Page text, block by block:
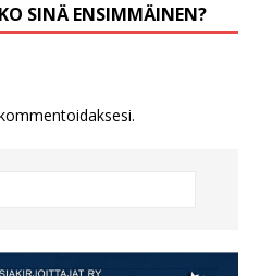
SINÄ ENSIMMÄINEN?